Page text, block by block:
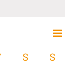
Monat
FREITAG
S SAMSTAG
S